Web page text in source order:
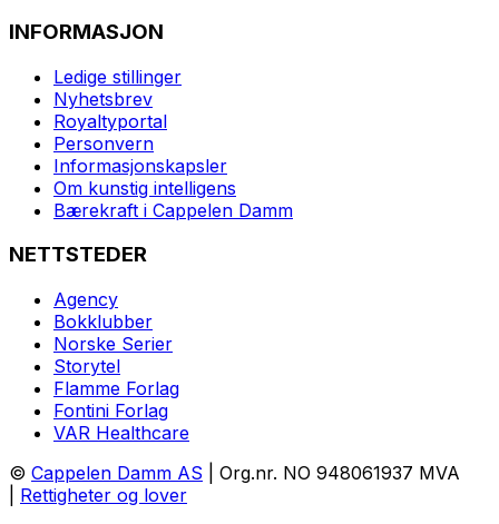
INFORMASJON
Ledige stillinger
Nyhetsbrev
Royaltyportal
Personvern
Informasjonskapsler
Om kunstig intelligens
Bærekraft i Cappelen Damm
NETTSTEDER
Agency
Bokklubber
Norske Serier
Storytel
Flamme Forlag
Fontini Forlag
VAR Healthcare
© Cappelen Damm AS | Org.nr. NO 948061937 MVA
Rettigheter og lover